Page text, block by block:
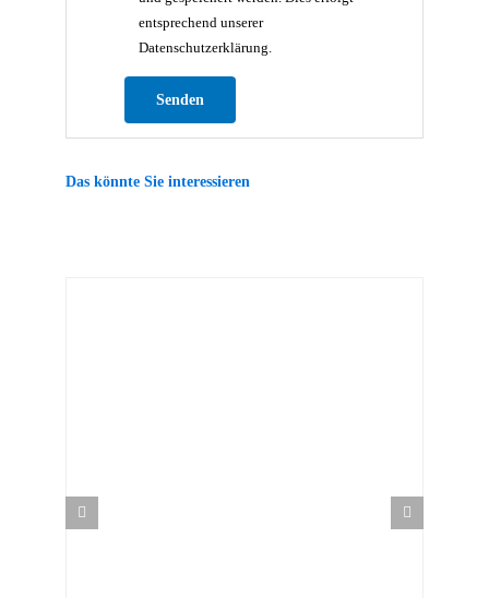
entsprechend unserer
Datenschutzerklärung.
Das könnte Sie interessieren